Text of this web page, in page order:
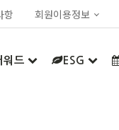
항 회원이용정보
워드 ESG